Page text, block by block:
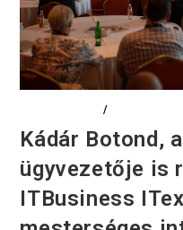
/
Kádár Botond,
ügyvezetője is
ITBusiness